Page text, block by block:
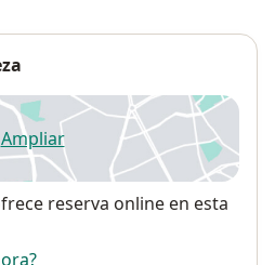
Ampliarse abre en una nueva
reserva online en esta